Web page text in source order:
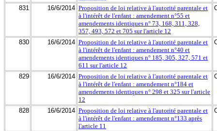
831 16/6/2014 Proposition de loi relative à l'autorité parentale et
à l'intérêt de l'enfant : amendement n°55 et
amendements identiques n° 73, 168, 311, 328,
357, 493, 572 et 705 sur l'article 12
830 16/6/2014 Proposition de loi relative à l'autorité parentale et
à l'intérêt de l'enfant : amendement n°40 et
amendements identiques n° 185, 305, 327, 571 et
611 sur l'article 12
829 16/6/2014 Proposition de loi relative à l'autorité parentale et
à l'intérêt de l'enfant : amendement n°184 et
amendements identiques n° 298 et 325 sur l'article
12
828 16/6/2014 Proposition de loi relative à l'autorité parentale et
à l'intérêt de l'enfant : amendement n°133 après
l'article 11